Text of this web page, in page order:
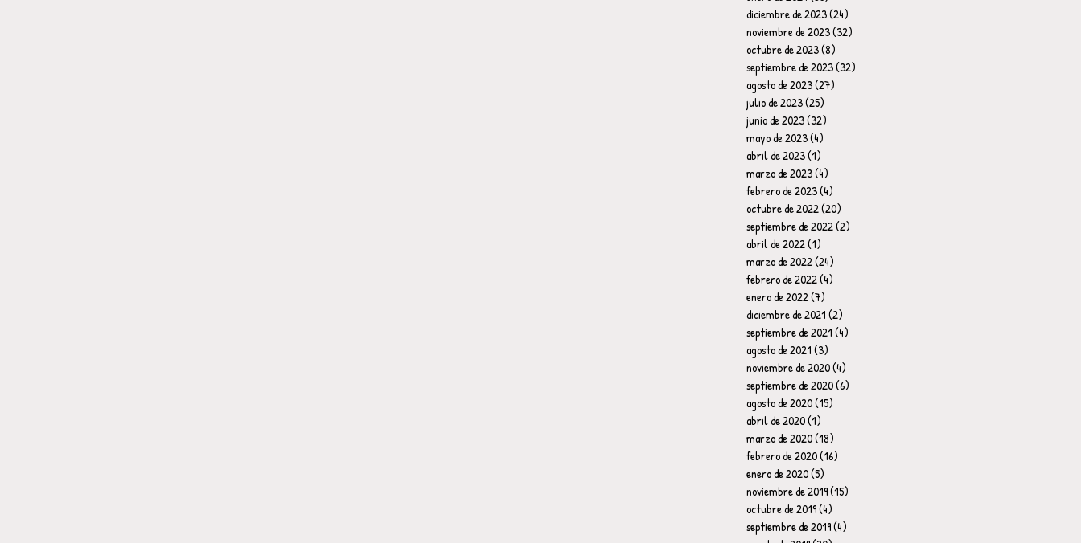
diciembre de 2023(24)
noviembre de 2023(32)
octubre de 2023(8)
septiembre de 2023(32)
agosto de 2023(27)
julio de 2023(25)
junio de 2023(32)
mayo de 2023(4)
abril de 2023(1)
marzo de 2023(4)
febrero de 2023(4)
octubre de 2022(20)
septiembre de 2022(2)
abril de 2022(1)
marzo de 2022(24)
febrero de 2022(4)
enero de 2022(7)
diciembre de 2021(2)
septiembre de 2021(4)
agosto de 2021(3)
noviembre de 2020(4)
septiembre de 2020(6)
agosto de 2020(15)
abril de 2020(1)
marzo de 2020(18)
febrero de 2020(16)
enero de 2020(5)
noviembre de 2019(15)
octubre de 2019(4)
septiembre de 2019(4)